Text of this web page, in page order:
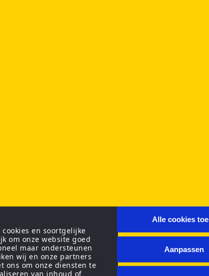
en soortgelijke
om onze website goed
maar ondersteunen
wij en onze partners
ons om onze diensten te
van inhoud of
Alle cookies
Aanpassen